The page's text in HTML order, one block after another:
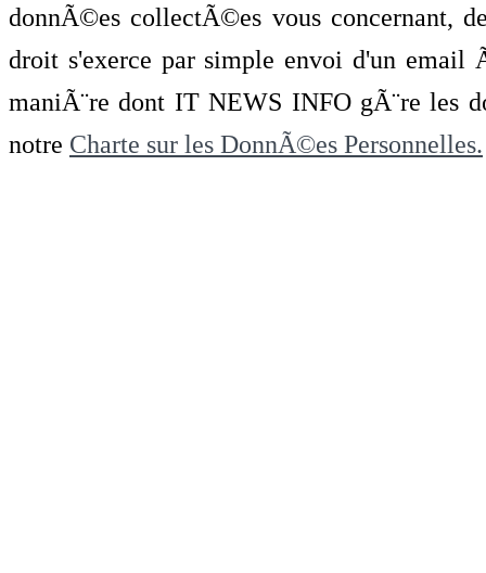
donnÃ©es collectÃ©es vous concernant,
droit s'exerce par simple envoi d'un
maniÃ¨re dont IT NEWS INFO gÃ¨re les
notre Charte sur les DonnÃ©es Personnelles.